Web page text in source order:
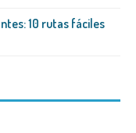
10 rutas fáciles